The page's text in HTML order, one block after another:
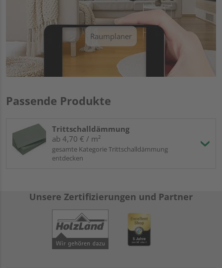
Raumplaner
Passende Produkte
Trittschalldämmung
ab 4,70 € / m²
gesamte Kategorie Trittschalldämmung
entdecken
Unsere Zertifizierungen und Partner